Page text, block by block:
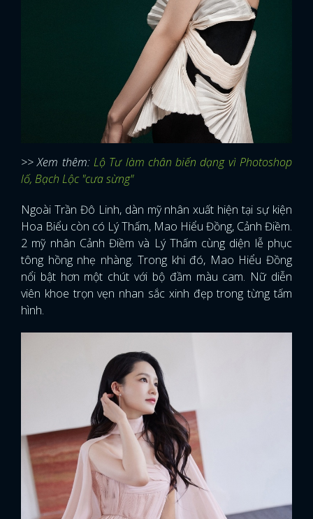
>> Xem thêm: Lộ Tư làm chân biến dạng vì Photoshop
lố, Bạch Lộc "cưa sừng"
Ngoài Trần Đô Linh, dàn mỹ nhân xuất hiện tại sự kiện
Hoa Biểu còn có Lý Thấm, Mao Hiểu Đồng, Cảnh Điềm.
2 mỹ nhân Cảnh Điềm và Lý Thấm cùng diện lễ phục
tông hồng nhẹ nhàng. Trong khi đó, Mao Hiểu Đồng
nổi bật hơn một chút với bộ đầm màu cam. Nữ diễn
viên khoe trọn vẹn nhan sắc xinh đẹp trong từng tấm
hình.